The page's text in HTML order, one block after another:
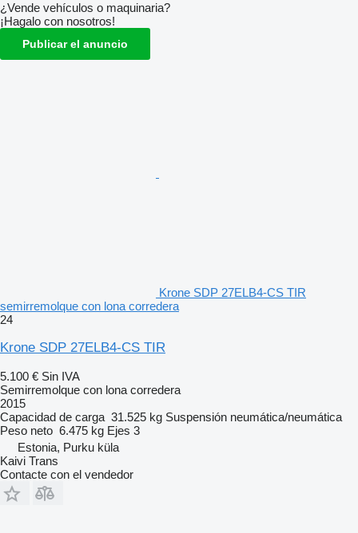
¿Vende vehículos o maquinaria?
¡Hagalo con nosotros!
Publicar el anuncio
Krone SDP 27ELB4-CS TIR
semirremolque con lona corredera
24
Krone SDP 27ELB4-CS TIR
5.100 € Sin IVA
Semirremolque con lona corredera
2015
Capacidad de carga 31.525 kg Suspensión neumática/neumática
Peso neto 6.475 kg Ejes 3
Estonia, Purku küla
Kaivi Trans
Contacte con el vendedor